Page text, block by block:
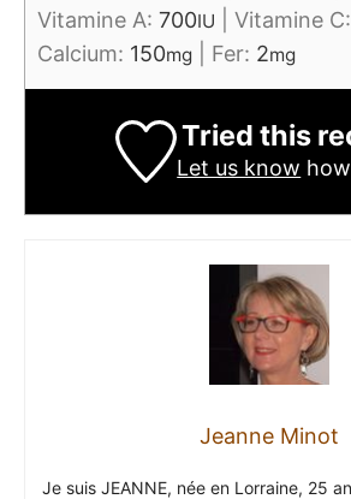
Vitamine A: 700IU Vitamine C:
Calcium: 150mg Fer: 2mg
Tried this
Let us know
Jeanne Minot
Je suis JEANNE, née en Lorraine, 25